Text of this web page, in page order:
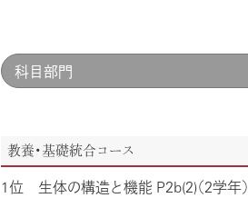
科目部門
教養・基礎統合コース
1位 生体の構造と機能 P2b(2)（2学年）